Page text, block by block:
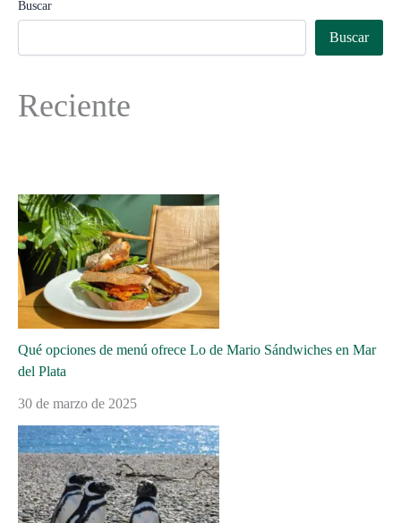
Buscar
Buscar
Reciente
Qué opciones de menú ofrece Lo de Mario Sándwiches en Mar
del Plata
30 de marzo de 2025